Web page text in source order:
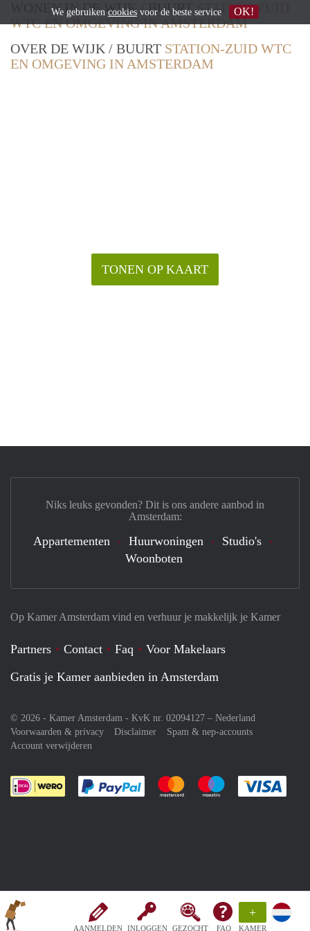
AANMELDEN INLOGGEN GEZOCHT FAQ
+
KAMER
WONEN IN DE WIJK / BUURTSTATION-ZUID
WTC EN OMGEVING IN AMSTERDAM
OVER DE WIJK / BUURT STATION-ZUID WTC
EN OMGEVING IN AMSTERDAM
TONEN OP KAART
Op Kamer Amsterdam vind en verhuur je makkelijk je Kamer
Partners Contact Faq
Voor Makelaars
Gratis je Kamer aanbieden in Amsterdam
© 2026 - Kamer Amsterdam - KvK nr. 02094127 – Nederland
Voorwaarden & privacy
Disclaimer
Spam & nep-accounts
Account verwijderen
Je rekent gemakkelijk af met Paypal
Je rekent gemakkelijk af met
Je rekent
Niks leuks gevonden? Dit is ons andere aanbod in
Amsterdam:
Appartementen Huurwoningen
Studio's
Woonboten
We gebruiken cookies voor de beste service OK!